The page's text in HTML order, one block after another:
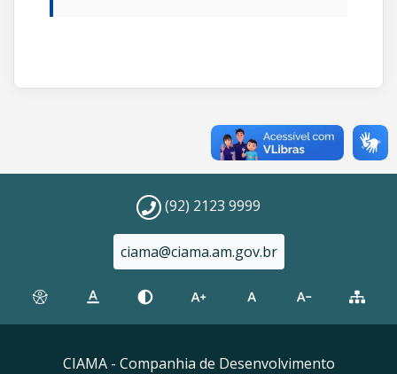
(92) 2123 9999
ciama@ciama.am.gov.br
CIAMA - Companhia de Desenvolvimento